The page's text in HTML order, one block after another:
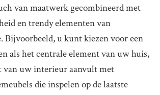
van maatwerk gecombineerd met
en trendy elementen van
Bijvoorbeeld, u kunt kiezen voor een
als het centrale element van uw huis,
van uw interieur aanvult met
die inspelen op de laatste